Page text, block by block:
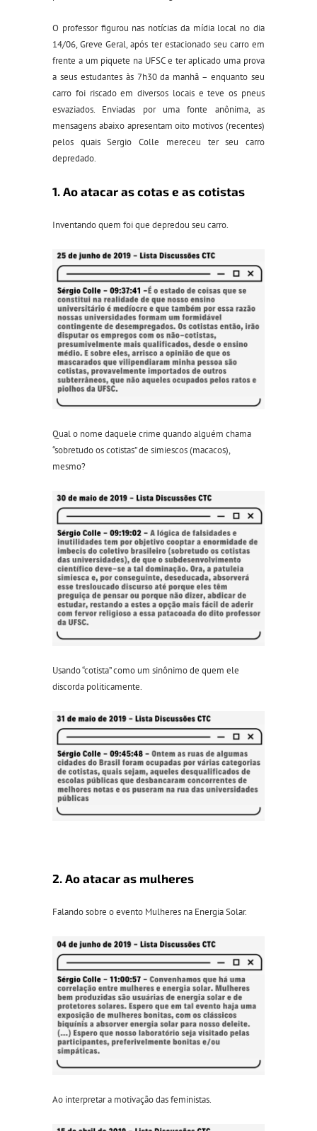
O professor figurou nas notícias da mídia local no dia
14/06, Greve Geral, após ter estacionado seu carro em
frente a um piquete na UFSC e ter aplicado uma prova
a seus estudantes às 7h30 da manhã – enquanto seu
carro foi riscado em diversos locais e teve os pneus
esvaziados. Enviadas por uma fonte anônima, as
mensagens abaixo apresentam oito motivos (recentes)
pelos quais Sergio Colle mereceu ter seu carro
depredado.
1. Ao atacar as cotas e as cotistas
Inventando quem foi que depredou seu carro.
Qual o nome daquele crime quando alguém chama
“sobretudo os cotistas” de simiescos (macacos),
mesmo?
Usando “cotista” como um sinônimo de quem ele
discorda politicamente.
2. Ao atacar as mulheres
Falando sobre o evento Mulheres na Energia Solar.
Ao interpretar a motivação das feministas.